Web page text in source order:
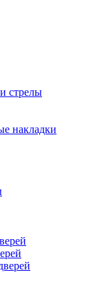
стрелы
накладки